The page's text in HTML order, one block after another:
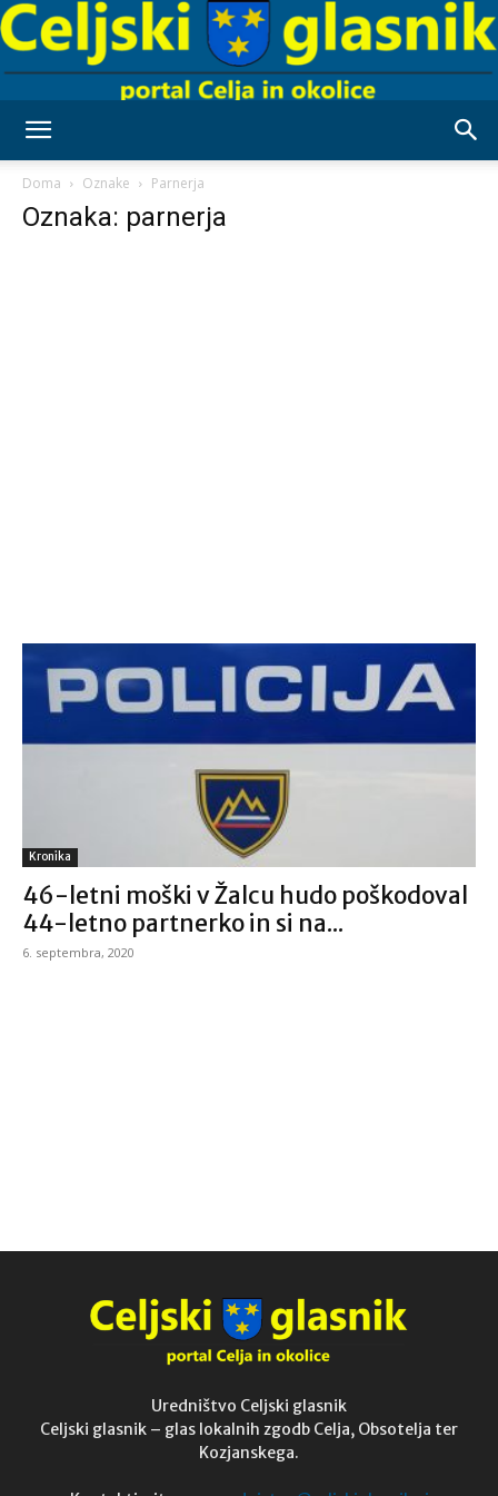
Doma Oznake Parnerja
Oznaka: parnerja
Kronika
46-letni moški v Žalcu hudo poškodoval
44-letno partnerko in si na...
6. septembra, 2020
Uredništvo Celjski glasnik
Celjski glasnik – glas lokalnih zgodb Celja, Obsotelja ter
Kozjanskega.